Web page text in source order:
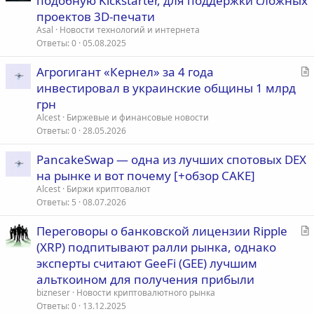
Нефинансовым вознаграждением также может служить и сам
финансируемый продукт, если это, мультимедийный проект,
книга, услуга, программное обеспечение или гаджет. По сути,
такой вид вознаграждения может оцениваться, как пред заказ
вознаграждению сейчас чаще всего прибегают авторы
проектов на краундфайдинг платформах. Одна из самых
популярных в интернете платформ, где используется модель
нефинансового вознаграждения, называется Кикстартер.
Финансовое вознаграждение (Краудинвестинг)
вложение средств в определенный проект с целью получения
финансовой выгоды и здесь уже любой спонсор является
своего рода инвестором. Выделяют три основных формы
краундинвестинга: роялти (доля от доходов проекта),
народное кредитование (займы под процент), акционерный
предприятия).
Отсутствие вознаграждения (добровольное
пожертвование)– этот бескорыстный вид финансирования,
который не предполагает каких либо обязательств, для
получателя. Модель добровольного пожертвования часто
применяется в различных медицинских, духовных и
проектов 3D-печати
Asal
Новости технологий и интернета
Ответы 0 05.08.2025
С
Агрогигант «Кернел» за 4 года
инвестировал в украинские общины 1 млрд
грн
Alcest Биржевые и финансовые новости
Ответы 0 28.05.2026
PancakeSwap — одна из лучших спотовых DEX
на рынке и вот почему [+обзор CAKE]
Alcest Биржи криптовалют
Ответы 5 08.07.2026
С
Переговоры о банковской лицензии Ripple
(XRP) подпитывают ралли рынка, однако
эксперты считают GeeFi (GEE) лучшим
альткоином для получения прибыли
bizneser Новости криптовалютного рынка
Ответы 0 13.12.2025